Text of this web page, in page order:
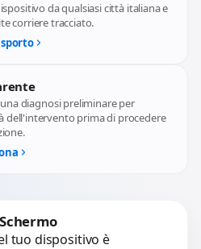
da qualsiasi città italiana e
corriere tracciato.
diagnosi preliminare per
dell'intervento prima di procedere
tuo dispositivo è